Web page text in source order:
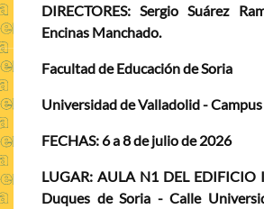
DIRECTORES: Sergio Suárez
Encinas Manchado.
Facultad de Educación de Soria
Universidad de Valladolid - Campus
FECHAS: 6 a 8 de julio de 2026
LUGAR: AULA N1 DEL EDIFICIO
Duques de Soria - Calle